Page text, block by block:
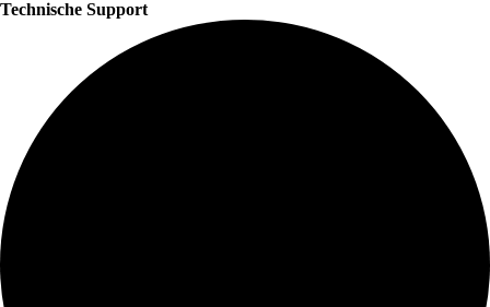
Technische Support